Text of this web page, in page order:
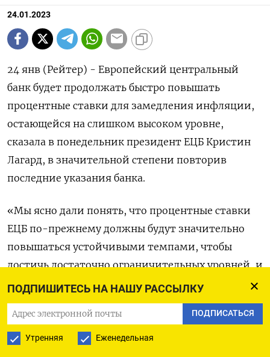
ПОДПИШИТЕСЬ НА НАШУ РАССЫЛКУ
ПОДПИСАТЬСЯ
Утренняя Еженедельная
24.01.2023
24 янв (Рейтер) - Европейский центральный
банк будет продолжать быстро повышать
процентные ставки для замедления инфляции,
остающейся на слишком высоком уровне,
сказала в понедельник президент ЕЦБ Кристин
Лагард, в значительной степени повторив
последние указания банка.
«Мы ясно дали понять, что процентные ставки
ЕЦБ по-прежнему должны будут значительно
повышаться устойчивыми темпами, чтобы
достичь достаточно ограничительных уровней, и
будут оставаться на этих уровнях так долго, как
это необходимо», - подчеркнула Лагард.
«Другими словами, мы будем придерживаться